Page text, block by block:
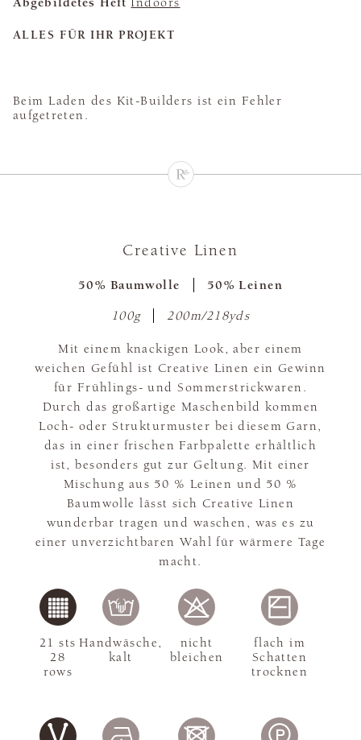
ALLES FÜR IHR PROJEKT
Beim Laden des Kit-Builders ist ein Fehler
aufgetreten.
Creative Linen
50% Baumwolle 50% Leinen
100g 200m/218yds
Mit einem knackigen Look, aber einem
weichen Gefühl ist Creative Linen ein Gewinn
für Frühlings- und Sommerstrickwaren.
Durch das großartige Maschenbild kommen
Loch- oder Strukturmuster bei diesem Garn,
das in einer frischen Farbpalette erhältlich
ist, besonders gut zur Geltung. Mit einer
Mischung aus 50 % Leinen und 50 %
Baumwolle lässt sich Creative Linen
wunderbar tragen und waschen, was es zu
einer unverzichtbaren Wahl für wärmere Tage
macht.
21 sts
28
rows
Handwäsche,
kalt
nicht
bleichen
flach im
Schatten
trocknen